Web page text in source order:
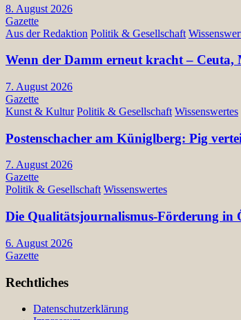
8. August 2026
Gazette
Aus der Redaktion Politik & Gesellschaft
Wenn der Damm erneut kracht – Ceuta,
7. August 2026
Gazette
Kunst & Kultur Politik & Gesellschaft Wissenswertes
Postenschacher am Küniglberg: Pig
7. August 2026
Gazette
Politik & Gesellschaft Wissenswertes
Die Qualitätsjournalismus-Förderung in
6. August 2026
Gazette
Rechtliches
Datenschutzerklärung